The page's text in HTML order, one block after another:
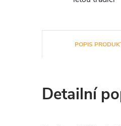
POPIS
Detailní